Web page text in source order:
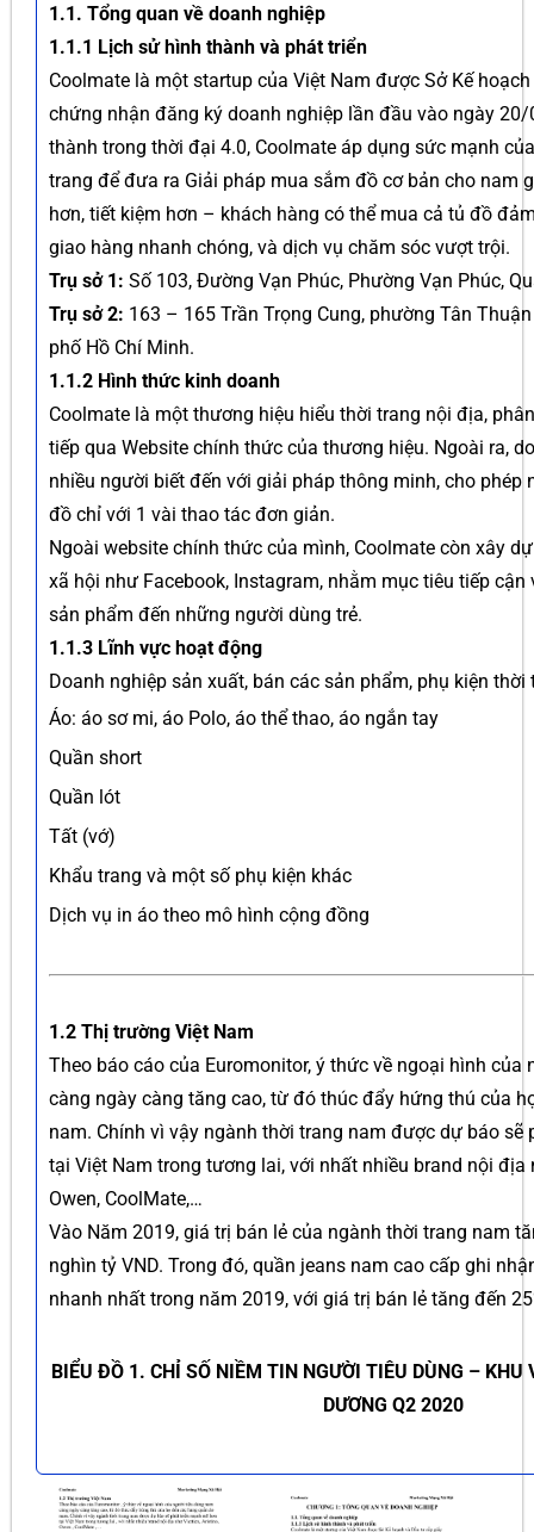
1.1. Tổng quan về doanh nghiệp
1.1.1 Lịch sử hình thành và phát triển
Coolmate là một startup của Việt Nam được Sở Kế
chứng nhận đăng ký doanh nghiệp lần đầu vào ngày
thành trong thời đại 4.0, Coolmate áp dụng sức mạnh
trang để đưa ra Giải pháp mua sắm đồ cơ bản cho nam
hơn, tiết kiệm hơn – khách hàng có thể mua cả tủ đồ
giao hàng nhanh chóng, và dịch vụ chăm sóc vượt trội.
Trụ sở 1: Số 103, Đường Vạn Phúc, Phường Vạn Phúc,
Trụ sở 2: 163 – 165 Trần Trọng Cung, phường Tân
phố Hồ Chí Minh.
1.1.2 Hình thức kinh doanh
Coolmate là một thương hiệu hiểu thời trang nội địa,
tiếp qua Website chính thức của thương hiệu. Ngoài ra,
nhiều người biết đến với giải pháp thông minh, cho phép
đồ chỉ với 1 vài thao tác đơn giản.
Ngoài website chính thức của mình, Coolmate còn xây
xã hội như Facebook, Instagram, nhằm mục tiêu tiếp
sản phẩm đến những người dùng trẻ.
1.1.3 Lĩnh vực hoạt động
Doanh nghiệp sản xuất, bán các sản phẩm, phụ kiện
Áo: áo sơ mi, áo Polo, áo thể thao, áo ngắn tay
Quần short
Quần lót
Tất (vớ)
Khẩu trang và một số phụ kiện khác
Dịch vụ in áo theo mô hình cộng đồng
1.2 Thị trường Việt Nam
Theo báo cáo của Euromonitor, ý thức về ngoại hình của
càng ngày càng tăng cao, từ đó thúc đẩy hứng thú của
nam. Chính vì vậy ngành thời trang nam được dự báo sẽ
tại Việt Nam trong tương lai, với nhất nhiều brand nội địa
Owen, CoolMate,…
Vào Năm 2019, giá trị bán lẻ của ngành thời trang nam
nghìn tỷ VND. Trong đó, quần jeans nam cao cấp ghi
nhanh nhất trong năm 2019, với giá trị bán lẻ tăng đến
BIỂU ĐỒ 1. CHỈ SỐ NIỀM TIN NGƯỜI TIÊU DÙNG – KHU
DƯƠNG Q2 2020